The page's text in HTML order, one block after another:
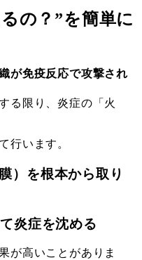
の？”を簡単に
が免疫反応で攻撃され
る限り、炎症の「火
行います。
）を根本から取り
炎症を沈める
が高いことがありま